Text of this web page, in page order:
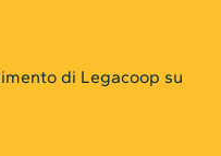
di Legacoop su